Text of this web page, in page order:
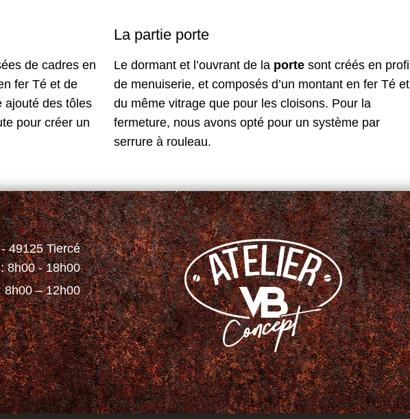
de cadres en
fer Té et de
ajouté des tôles
pour créer un
La partie porte
Le dormant et l’ouvrant de la porte sont créés en profil
de menuiserie, et composés d’un montant en fer Té et
du même vitrage que pour les cloisons. Pour la
fermeture, nous avons opté pour un système par
serrure à rouleau.
49125 Tiercé
8h00 - 18h00
8h00 – 12h00